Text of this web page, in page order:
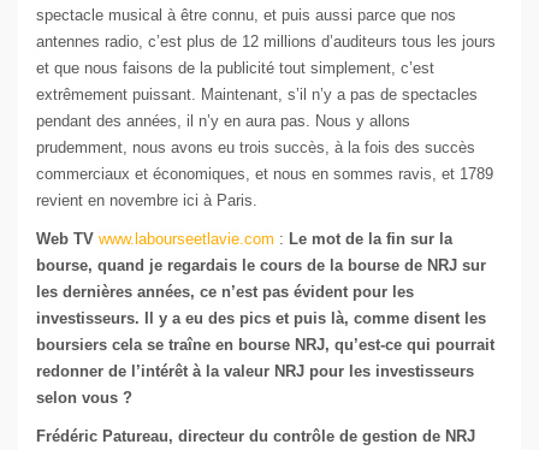
spectacle musical à être connu, et puis aussi parce que nos
antennes radio, c’est plus de 12 millions d’auditeurs tous les jours
et que nous faisons de la publicité tout simplement, c’est
extrêmement puissant. Maintenant, s’il n’y a pas de spectacles
pendant des années, il n’y en aura pas. Nous y allons
prudemment, nous avons eu trois succès, à la fois des succès
commerciaux et économiques, et nous en sommes ravis, et 1789
revient en novembre ici à Paris.
Web TV www.labourseetlavie.com : Le mot de la fin sur la
bourse, quand je regardais le cours de la bourse de NRJ sur
les dernières années, ce n’est pas évident pour les
investisseurs. Il y a eu des pics et puis là, comme disent les
boursiers cela se traîne en bourse NRJ, qu’est-ce qui pourrait
redonner de l’intérêt à la valeur NRJ pour les investisseurs
selon vous ?
Frédéric Patureau, directeur du contrôle de gestion de NRJ